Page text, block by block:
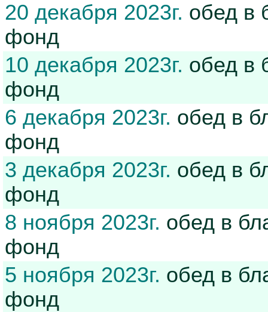
20 декабря 2023г. обед в
фонд
10 декабря 2023г. обед в
фонд
6 декабря 2023г. обед в
фонд
3 декабря 2023г. обед в
фонд
8 ноября 2023г. обед в
фонд
5 ноября 2023г. обед в
фонд